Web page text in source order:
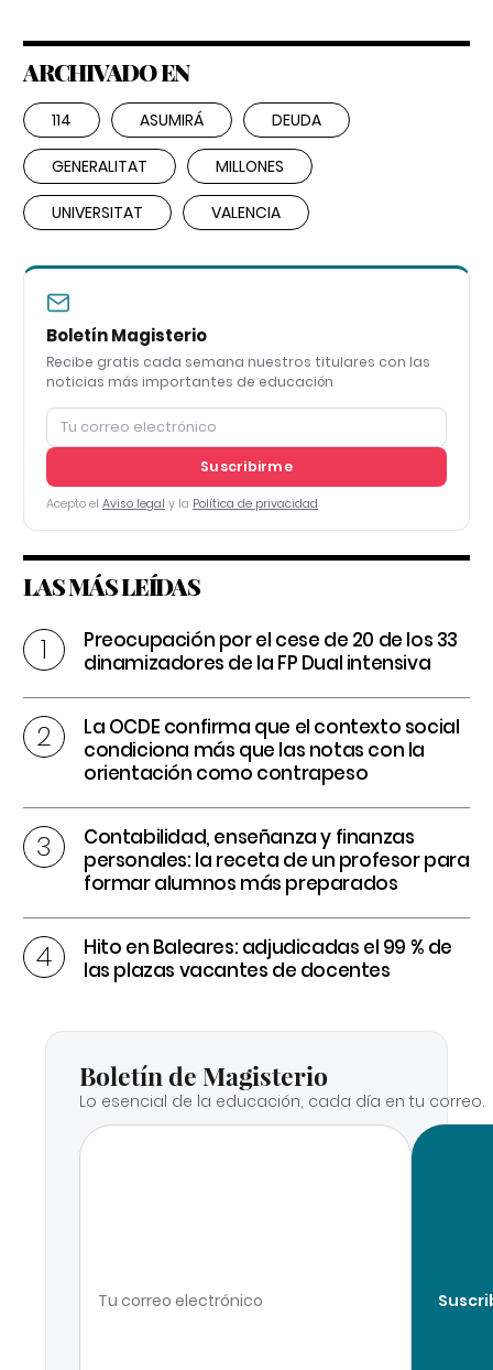
ARCHIVADO EN
114 ASUMIRÁ DEUDA
GENERALITAT MILLONES
UNIVERSITAT VALENCIA
Boletín Magisterio
Recibe gratis cada semana nuestros titulares con las
noticias más importantes de educación
Suscribirme
Acepto el Aviso legal y la Política de privacidad
LAS MÁS LEÍDAS
Preocupación por el cese de 20 de los 33
dinamizadores de la FP Dual intensiva
La OCDE confirma que el contexto social
condiciona más que las notas con la
orientación como contrapeso
Contabilidad, enseñanza y finanzas
personales: la receta de un profesor para
formar alumnos más preparados
Hito en Baleares: adjudicadas el 99 % de
las plazas vacantes de docentes
Boletín de Magisterio
Lo esencial de la educación, cada día en tu correo.